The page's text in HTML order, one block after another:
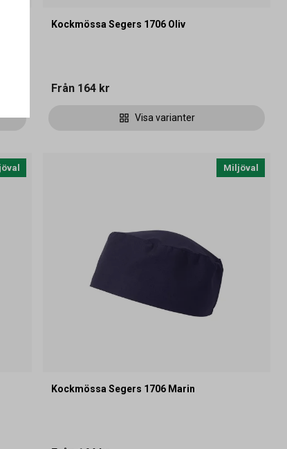
Kockmössa Segers 1706 Oliv
Från 164 kr
Visa varianter
Miljöval
Kockmössa Segers 1706 Marin